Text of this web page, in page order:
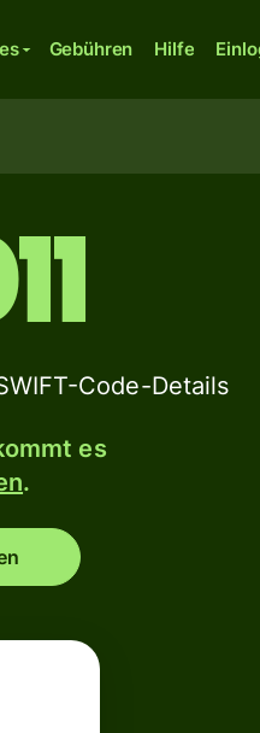
Gebühren Hilfe
Code-Details
es
.